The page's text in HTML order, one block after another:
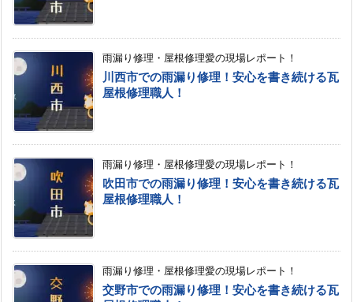
雨漏り修理・屋根修理愛の現場レポート！
川西市での雨漏り修理！安心を書き続ける瓦
屋根修理職人！
雨漏り修理・屋根修理愛の現場レポート！
吹田市での雨漏り修理！安心を書き続ける瓦
屋根修理職人！
雨漏り修理・屋根修理愛の現場レポート！
交野市での雨漏り修理！安心を書き続ける瓦